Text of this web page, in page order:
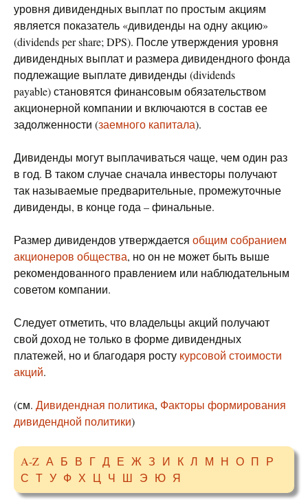
уровня дивидендных выплат по простым акциям
является показатель «дивиденды на одну акцию»
(dividends per share; DPS). После утверждения уровня
дивидендных выплат и размера дивидендного фонда
подлежащие выплате дивиденды (dividends
payable) становятся финансовым обязательством
акционерной компании и включаются в состав ее
задолженности (заемного капитала).
Дивиденды могут выплачиваться чаще, чем один раз
в год. В таком случае сначала инвесторы получают
так называемые предварительные, промежуточные
дивиденды, в конце года – финальные.
Размер дивидендов утверждается общим собранием
акционеров общества, но он не может быть выше
рекомендованного правлением или наблюдательным
советом компании.
Следует отметить, что владельцы акций получают
свой доход не только в форме дивидендных
платежей, но и благодаря росту курсовой стоимости
акций.
(см. Дивидендная политика, Факторы формирования
дивидендной политики)
A-Z А Б В Г Д Е Ж З И К Л М Н О П Р
С Т У Ф Х Ц Ч Ш Э Ю Я